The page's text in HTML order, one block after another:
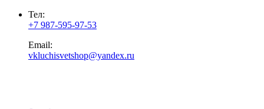
Тел:
+7 987-595-97-53
Email:
vkluchisvetshop@yandex.ru